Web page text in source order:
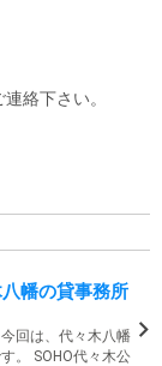
絡下さい。
八幡の貸事務所
回は、代々木八幡
。 SOHO代々木公